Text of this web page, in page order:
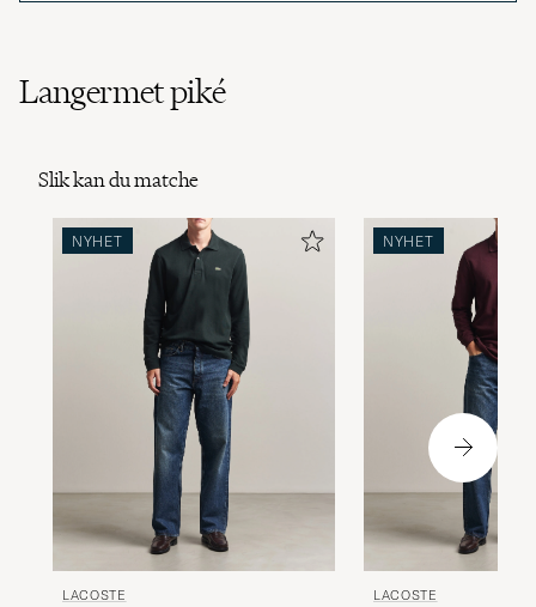
Langermet piké
Slik kan du matche
NYHET
LACOSTE
NYHET
LACOSTE